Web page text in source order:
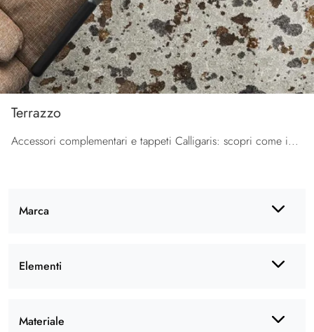
Marca
Elementi
Materiale
Terrazzo
Accessori complementari e tappeti Calligaris: scopri come impreziosire i tuoi locali moderni con il modello Terrazzo.